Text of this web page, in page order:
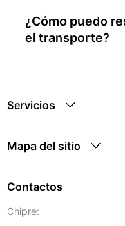
¿Cómo puedo
el transporte?
Servicios
Mapa del sitio
Contactos
Chipre: